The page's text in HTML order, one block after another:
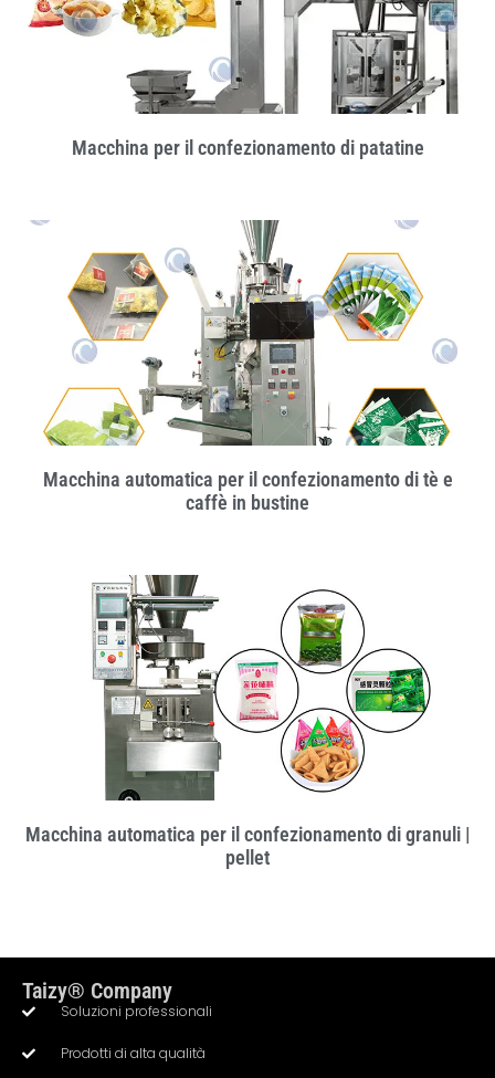
Macchina per il confezionamento di patatine
Macchina automatica per il confezionamento di tè e
caffè in bustine
Macchina automatica per il confezionamento di granuli |
pellet
Taizy® Company
Soluzioni professionali
Prodotti di alta qualità